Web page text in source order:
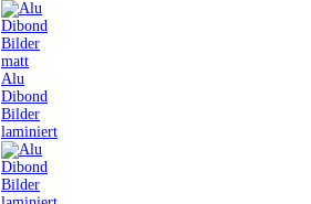
Alu
Dibond
Bilder
laminiert